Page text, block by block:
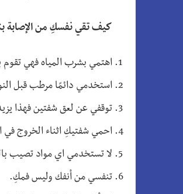
كيف تقي نفسكِ من الإصابة
اهتمي بشرب المياه فهي
استخدمي دائمًا مرطب قبل
توقفي عن لعق شفتين فهذا
احمي شفتيكِ اثناء الخروج
لا تستخدمي اي مواد تصيب
تنفسي من أنفك وليس فمكِ.